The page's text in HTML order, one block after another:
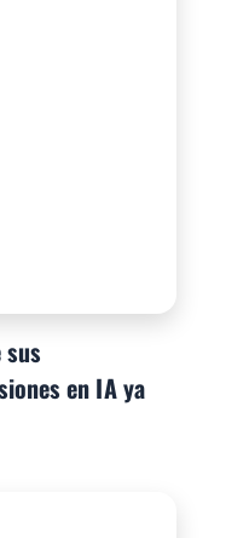
en IA ya